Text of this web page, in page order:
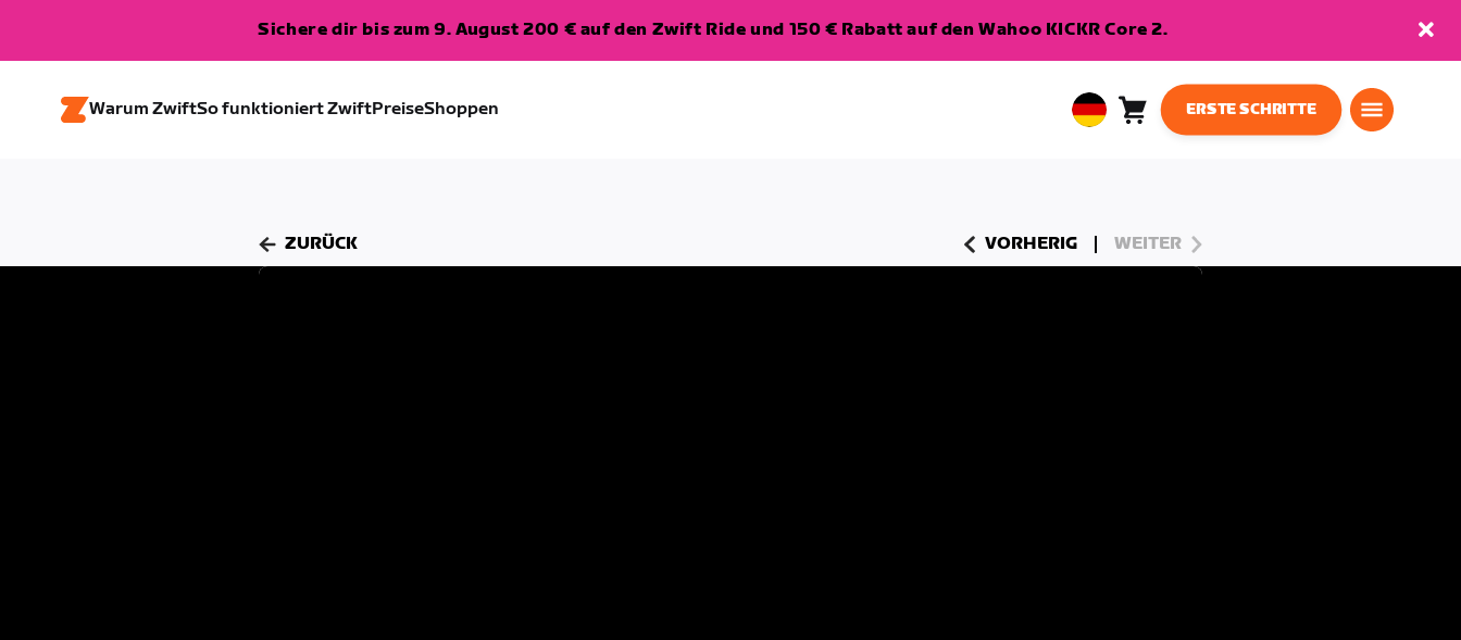
Sichere dir bis zum 9. August 200 € auf den Zwift Ride und 150 € Rabatt auf den Wahoo KICKR Core 2.
Warum ZwiftSo funktioniert ZwiftPreiseShoppen
EuropeanWarenkorb0
ERSTE SCHRITTE
ZURÜCK VORHERIG WEITER